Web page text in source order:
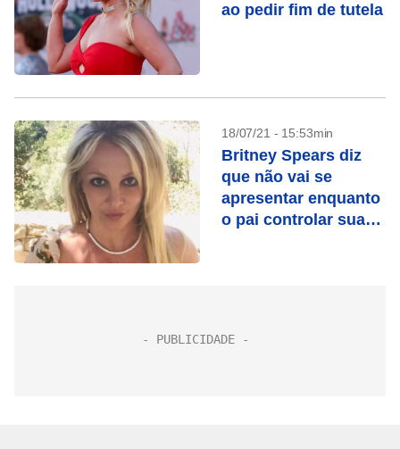
ao pedir fim de tutela
18/07/21 - 15:53min
Britney Spears diz
que não vai se
apresentar enquanto
o pai controlar sua